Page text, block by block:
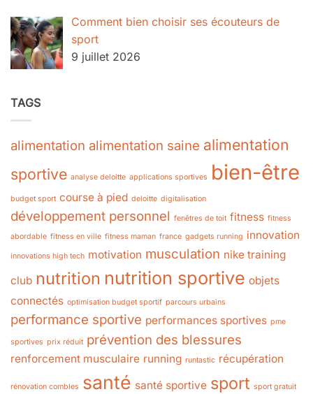
Comment bien choisir ses écouteurs de
sport
9 juillet 2026
TAGS
alimentation alimentation saine alimentation
sportive analyse deloitte applications sportives bien-être
budget sport course à pied deloitte digitalisation
développement personnel fenêtres de toit fitness fitness
abordable fitness en ville fitness maman france gadgets running innovation
innovations high tech motivation musculation nike training
club nutrition nutrition sportive objets
connectés optimisation budget sportif parcours urbains
performance sportive performances sportives pme
sportives prix réduit prévention des blessures
renforcement musculaire running runtastic récupération
rénovation combles santé santé sportive sport sport gratuit